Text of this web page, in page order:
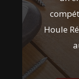
Houle